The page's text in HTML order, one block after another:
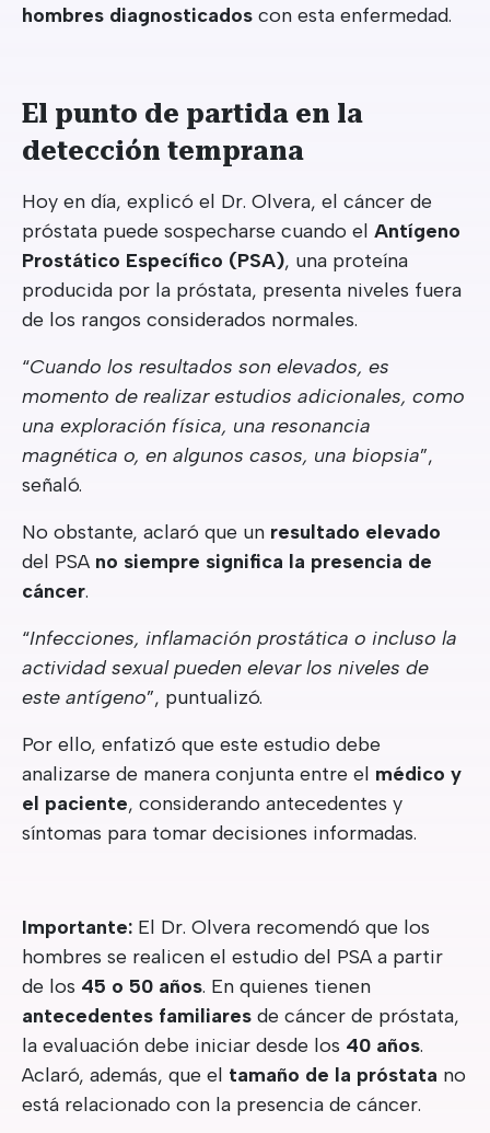
hombres diagnosticados con esta enfermedad.
El punto de partida en la
detección temprana
Hoy en día, explicó el Dr. Olvera, el cáncer de
próstata puede sospecharse cuando el Antígeno
Prostático Específico (PSA), una proteína
producida por la próstata, presenta niveles fuera
de los rangos considerados normales.
“Cuando los resultados son elevados, es
momento de realizar estudios adicionales, como
una exploración física, una resonancia
magnética o, en algunos casos, una biopsia”,
señaló.
No obstante, aclaró que un resultado elevado
del PSA no siempre significa la presencia de
cáncer.
“Infecciones, inflamación prostática o incluso la
actividad sexual pueden elevar los niveles de
este antígeno”, puntualizó.
Por ello, enfatizó que este estudio debe
analizarse de manera conjunta entre el médico y
el paciente, considerando antecedentes y
síntomas para tomar decisiones informadas.
Importante: El Dr. Olvera recomendó que los
hombres se realicen el estudio del PSA a partir
de los 45 o 50 años. En quienes tienen
antecedentes familiares de cáncer de próstata,
la evaluación debe iniciar desde los 40 años.
Aclaró, además, que el tamaño de la próstata no
está relacionado con la presencia de cáncer.